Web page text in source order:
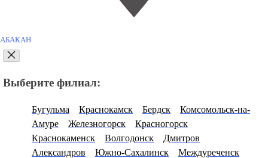
АБАКАН
Выберите филиал:
Бугульма Краснокамск Бердск
Комсомольск-на-
Амуре
Железногорск
Красногорск
Краснокаменск
Волгодонск
Дмитров
Александров
Южно-Сахалинск
Междуреченск